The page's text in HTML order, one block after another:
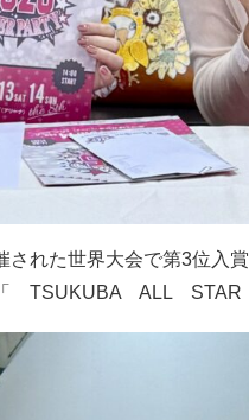
れた世界大会で第3位入
「 TSUKUBA ALL STAR